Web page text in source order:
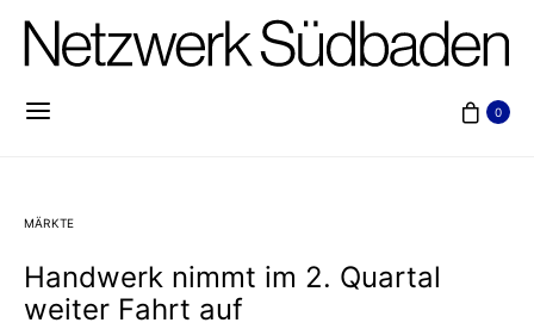
0
MÄRKTE
Handwerk nimmt im 2. Quartal
weiter Fahrt auf